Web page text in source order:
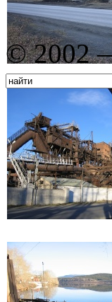
© 2002